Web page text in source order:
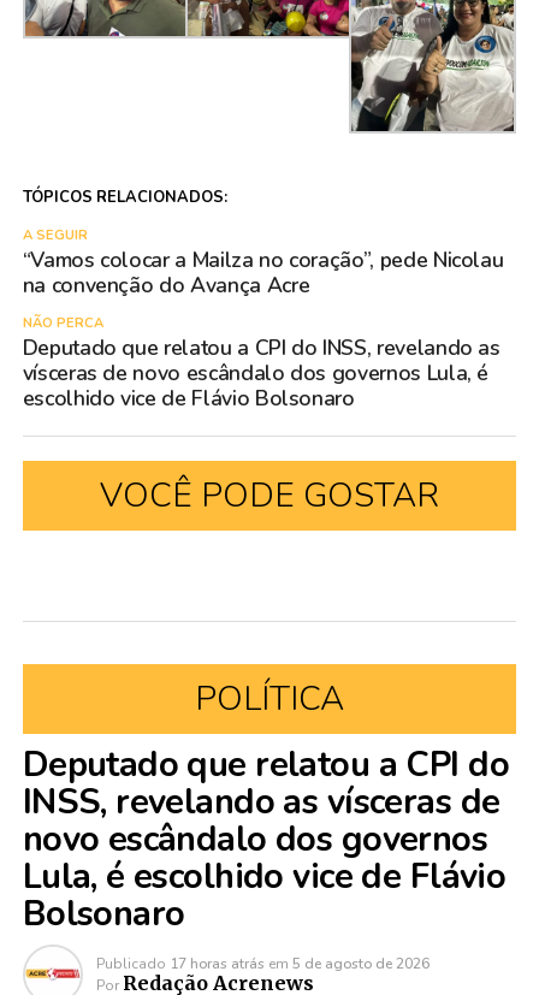
TÓPICOS RELACIONADOS:
A SEGUIR
“Vamos colocar a Mailza no coração”, pede Nicolau
na convenção do Avança Acre
NÃO PERCA
Deputado que relatou a CPI do INSS, revelando as
vísceras de novo escândalo dos governos Lula, é
escolhido vice de Flávio Bolsonaro
VOCÊ PODE GOSTAR
POLÍTICA
Deputado que relatou a CPI do
INSS, revelando as vísceras de
novo escândalo dos governos
Lula, é escolhido vice de Flávio
Bolsonaro
Publicado 17 horas atrás em 5 de agosto de 2026
Por Redação Acrenews